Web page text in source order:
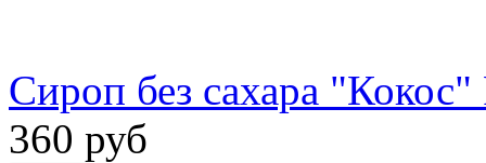
Сироп без сахара
360 руб